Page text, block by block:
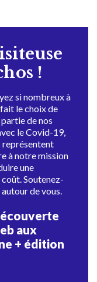
!
si nombreux à
le choix de
de nos
le Covid-19,
à notre mission
une
Soutenez-
de vous.
aux
+ édition